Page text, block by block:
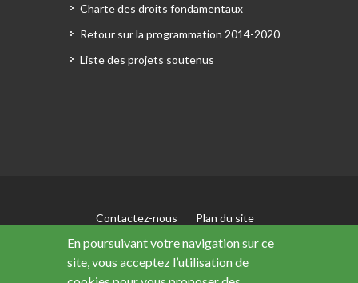
En poursuivant votre navigation sur ce
site, vous acceptez l’utilisation de
Charte des droits fondamentaux
Retour sur la programmation 2014-2020
Liste des projets soutenus
Contactez-nous
Plan du site
Mentions légales
Accessibilité : non conforme
Données personnelles